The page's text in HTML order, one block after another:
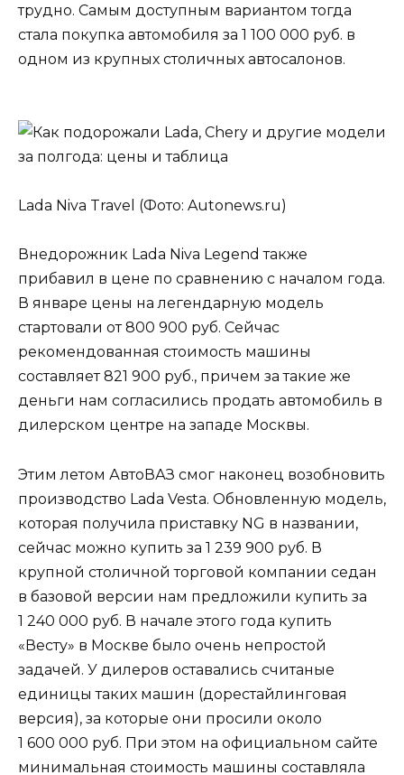
трудно. Самым доступным вариантом тогда
стала покупка автомобиля за 1 100 000 руб. в
одном из крупных столичных автосалонов.
Lada Niva Travel (Фото: Autonews.ru)
Внедорожник Lada Niva Legend также
прибавил в цене по сравнению с началом года.
В январе цены на легендарную модель
стартовали от 800 900 руб. Сейчас
рекомендованная стоимость машины
составляет 821 900 руб., причем за такие же
деньги нам согласились продать автомобиль в
дилерском центре на западе Москвы.
Этим летом АвтоВАЗ смог наконец возобновить
производство Lada Vesta. Обновленную модель,
которая получила приставку NG в названии,
сейчас можно купить за 1 239 900 руб. В
крупной столичной торговой компании седан
в базовой версии нам предложили купить за
1 240 000 руб. В начале этого года купить
«Весту» в Москве было очень непростой
задачей. У дилеров оставались считаные
единицы таких машин (дорестайлинговая
версия), за которые они просили около
1 600 000 руб. При этом на официальном сайте
минимальная стоимость машины составляла